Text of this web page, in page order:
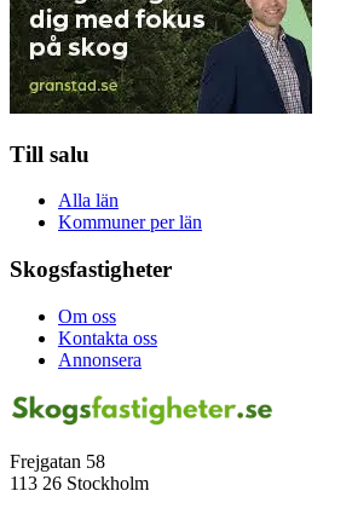
Till salu
Alla län
Kommuner per län
Skogsfastigheter
Om oss
Kontakta oss
Annonsera
Frejgatan 58
113 26 Stockholm